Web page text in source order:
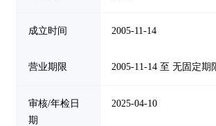
成立时间 2005-11-14
营业期限 2005-11-14 至 无固定期
审核/年检日
期
2025-04-10